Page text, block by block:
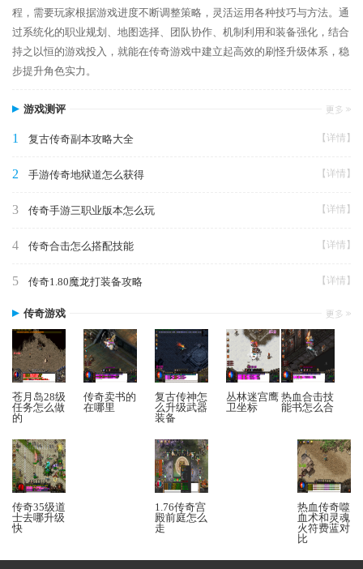
程，需要玩家根据游戏进度不断调整策略，灵活运用各种技巧与方法。通
过系统化的职业规划、地图选择、团队协作、机制利用和装备强化，结合
持之以恒的游戏投入，就能在传奇游戏中建立起高效的刷怪升级体系，稳
步提升角色实力。
游戏测评
1 复古传奇副本攻略大全 【详情】
2 手游传奇地狱道怎么获得 【详情】
3 传奇手游三职业版本怎么玩 【详情】
4 传奇合击怎么搭配技能 【详情】
5 传奇1.80魔龙打装备攻略 【详情】
传奇游戏
苍月岛28级
任务怎么做
的
传奇卖书的
在哪里
复古传神怎
么升级武器
装备
丛林迷宫鹰
卫坐标
热血合击技
能书怎么合
传奇35级道
士去哪升级
快
1.76传奇宫
殿前庭怎么
走
热血传奇噬
血术和灵魂
火符费蓝对
比